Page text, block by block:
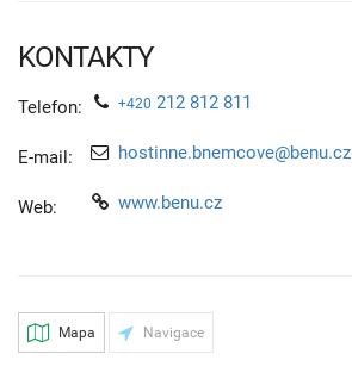
KONTAKTY
Telefon: +420 212 812 811
E-mail: hostinne.bnemcove@benu.cz
Web: www.benu.cz
Mapa Navigace